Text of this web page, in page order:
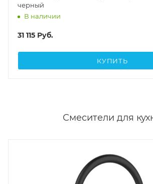
черный
В наличии
31 115 Руб.
КУПИТЬ
Смесители для